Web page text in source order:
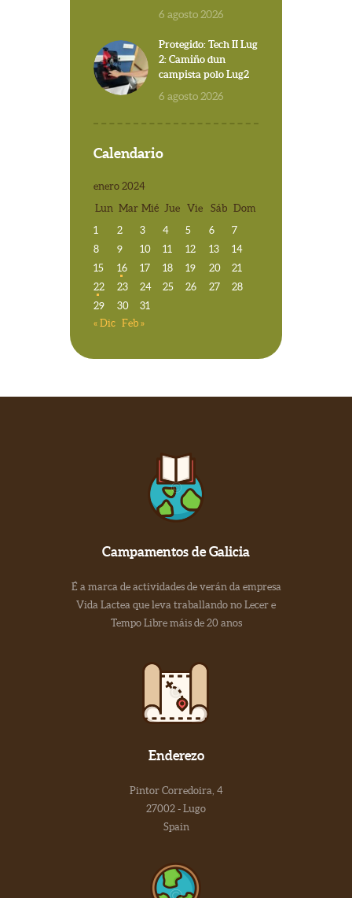
6 agosto 2026
Protegido: Tech II Lug
2: Camiño dun
campista polo Lug2
6 agosto 2026
Calendario
enero 2024
Lun Mar Mié Jue Vie Sáb Dom
1
2 3 4 5 6
7
8
9 10 11 12 13
14
15
16 17 18 19 20
21
22
23 24 25 26 27
28
29
30
31
« Dic Feb »
Campamentos de Galicia
É a marca de actividades de verán da empresa
Vida Lactea que leva traballando no Lecer e
Tempo Libre máis de 20 anos
Enderezo
Pintor Corredoira, 4
27002 - Lugo
Spain